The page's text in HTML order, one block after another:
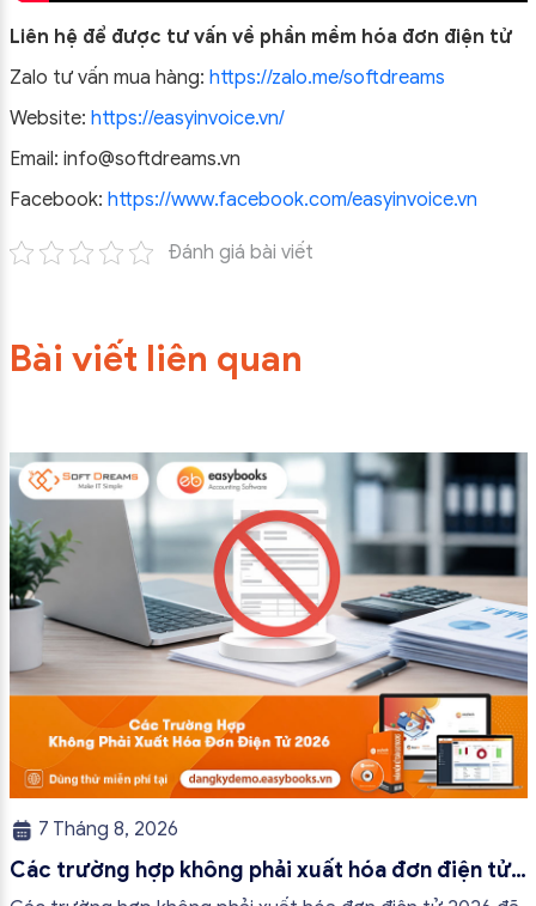
Liên hệ để được tư vấn về phần mềm hóa đơn điện tử
Zalo tư vấn mua hàng: https://zalo.me/softdreams
Website: https://easyinvoice.vn/
Email: info@softdreams.vn
Facebook: https://www.facebook.com/easyinvoice.vn
Đánh giá bài viết
Bài viết liên quan
7 Tháng 8, 2026
Các trường hợp không phải xuất hóa đơn điện tử
2026